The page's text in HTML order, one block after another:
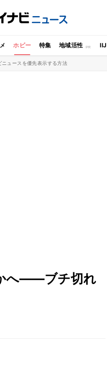
ホビー 特集 地域活性 IIJ
ュースを優先表示する方法
へ――ブチ切れ